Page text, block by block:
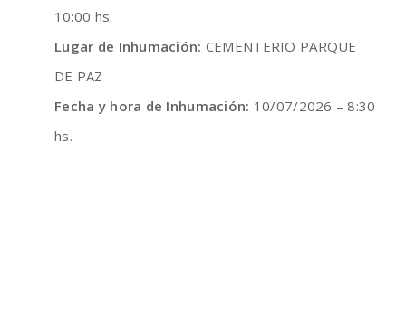
10:00 hs.
Lugar de Inhumación: CEMENTERIO PARQUE
DE PAZ
Fecha y hora de Inhumación: 10/07/2026 – 8:30
hs.